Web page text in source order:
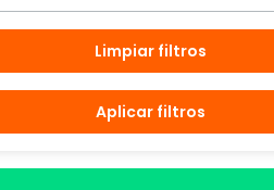
Limpiar filtros
Aplicar filtros